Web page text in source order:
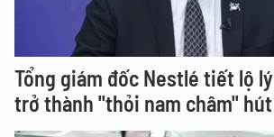
Tổng giám đốc Nestlé tiết lộ
trở thành "thỏi nam châm"